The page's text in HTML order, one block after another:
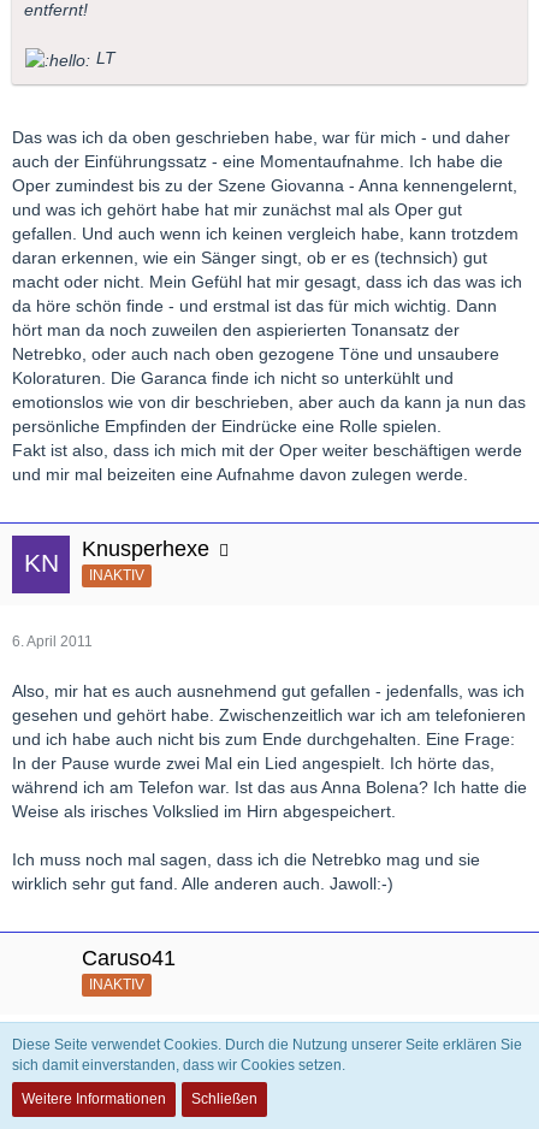
entfernt!
LT
Das was ich da oben geschrieben habe, war für mich - und daher
auch der Einführungssatz - eine Momentaufnahme. Ich habe die
Oper zumindest bis zu der Szene Giovanna - Anna kennengelernt,
und was ich gehört habe hat mir zunächst mal als Oper gut
gefallen. Und auch wenn ich keinen vergleich habe, kann trotzdem
daran erkennen, wie ein Sänger singt, ob er es (technsich) gut
macht oder nicht. Mein Gefühl hat mir gesagt, dass ich das was ich
da höre schön finde - und erstmal ist das für mich wichtig. Dann
hört man da noch zuweilen den aspierierten Tonansatz der
Netrebko, oder auch nach oben gezogene Töne und unsaubere
Koloraturen. Die Garanca finde ich nicht so unterkühlt und
emotionslos wie von dir beschrieben, aber auch da kann ja nun das
persönliche Empfinden der Eindrücke eine Rolle spielen.
Fakt ist also, dass ich mich mit der Oper weiter beschäftigen werde
und mir mal beizeiten eine Aufnahme davon zulegen werde.
Knusperhexe
INAKTIV
6. April 2011
Also, mir hat es auch ausnehmend gut gefallen - jedenfalls, was ich
gesehen und gehört habe. Zwischenzeitlich war ich am telefonieren
und ich habe auch nicht bis zum Ende durchgehalten. Eine Frage:
In der Pause wurde zwei Mal ein Lied angespielt. Ich hörte das,
während ich am Telefon war. Ist das aus Anna Bolena? Ich hatte die
Weise als irisches Volkslied im Hirn abgespeichert.
Ich muss noch mal sagen, dass ich die Netrebko mag und sie
wirklich sehr gut fand. Alle anderen auch. Jawoll:-)
Caruso41
INAKTIV
6. April 2011
Nachdem ich die Aufführung ja schon am Radio gehört hatte (>>
Diese Seite verwendet Cookies. Durch die Nutzung unserer Seite erklären Sie
sich damit einverstanden, dass wir Cookies setzen.
Weitere Informationen
Schließen